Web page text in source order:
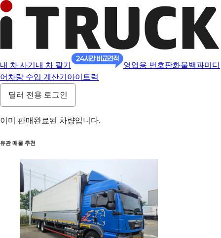
내 차 사기 내 차 팔기 영업용 번호판화물백과미디
어 차량 수입 계산기 아이트럭
딜러 전용 로그인
이미 판매완료된 차량입니다.
유관 매물 추천